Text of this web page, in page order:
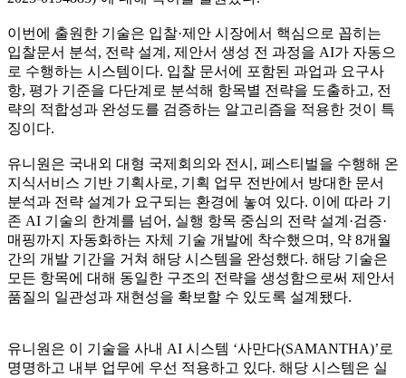
이번에 출원한 기술은 입찰·제안 시장에서 핵심으로 꼽히는
입찰문서 분석, 전략 설계, 제안서 생성 전 과정을 AI가 자동으
로 수행하는 시스템이다. 입찰 문서에 포함된 과업과 요구사
항, 평가 기준을 다단계로 분석해 항목별 전략을 도출하고, 전
략의 적합성과 완성도를 검증하는 알고리즘을 적용한 것이 특
징이다.
유니원은 국내외 대형 국제회의와 전시, 페스티벌을 수행해 온
지식서비스 기반 기획사로, 기획 업무 전반에서 방대한 문서
분석과 전략 설계가 요구되는 환경에 놓여 있다. 이에 따라 기
존 AI 기술의 한계를 넘어, 실행 항목 중심의 전략 설계·검증·
매핑까지 자동화하는 자체 기술 개발에 착수했으며, 약 8개월
간의 개발 기간을 거쳐 해당 시스템을 완성했다. 해당 기술은
모든 항목에 대해 동일한 구조의 전략을 생성함으로써 제안서
품질의 일관성과 재현성을 확보할 수 있도록 설계됐다.
유니원은 이 기술을 사내 AI 시스템 ‘사만다(SAMANTHA)’로
명명하고 내부 업무에 우선 적용하고 있다. 해당 시스템은 실